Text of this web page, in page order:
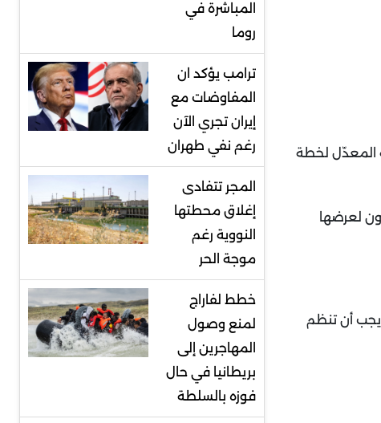
المعدّل لخطة
لعرضها
يجب أن تنظم
المباشرة في
روما
ترامب يؤكد ان
المفاوضات مع
إيران تجري الآن
رغم نفي طهران
المجر تتفادى
إغلاق محطتها
النووية رغم
موجة الحر
خطط لفاراج
لمنع وصول
المهاجرين إلى
بريطانيا في حال
فوزه بالسلطة